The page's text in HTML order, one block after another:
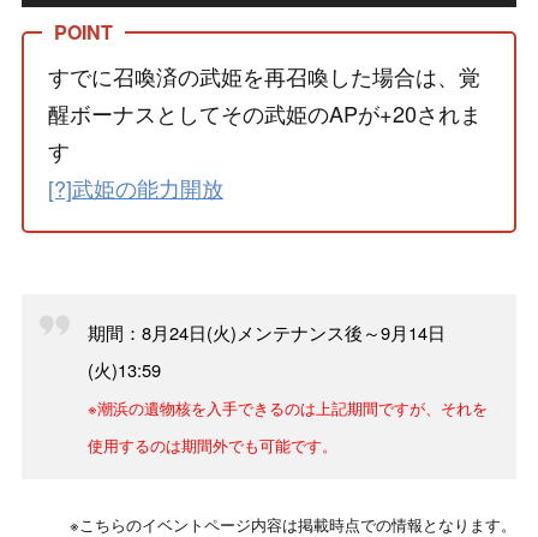
すでに召喚済の武姫を再召喚した場合は、覚
醒ボーナスとしてその武姫のAPが+20されま
す
[?]武姫の能力開放
期間：8月24日(火)メンテナンス後～9月14日
(火)13:59
※潮浜の遺物核を入手できるのは上記期間ですが、それを
使用するのは期間外でも可能です。
※こちらのイベントページ内容は掲載時点での情報となります。